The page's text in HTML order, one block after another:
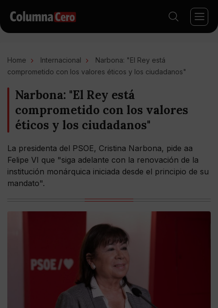
Home Internacional
Narbona: "El Rey está
comprometido con los valores éticos y los ciudadanos"
Narbona: "El Rey está
comprometido con los valores
éticos y los ciudadanos"
La presidenta del PSOE, Cristina Narbona, pide aa
Felipe VI que "siga adelante con la renovación de la
institución monárquica iniciada desde el principio de su
mandato".